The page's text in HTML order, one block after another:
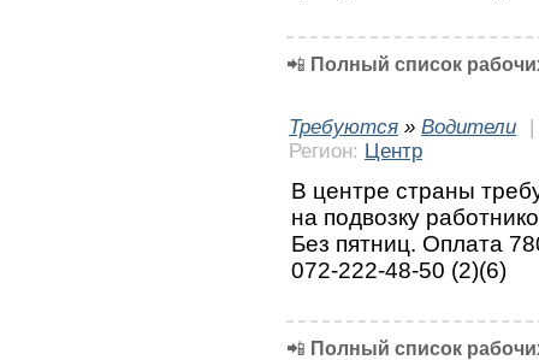
📲 Полный список
Требуются » Водители
|
Регион: Центр
В центре страны
на подвозку
Без пятниц. Оплата
072-222-48-50 (2)(6)
📲 Полный список